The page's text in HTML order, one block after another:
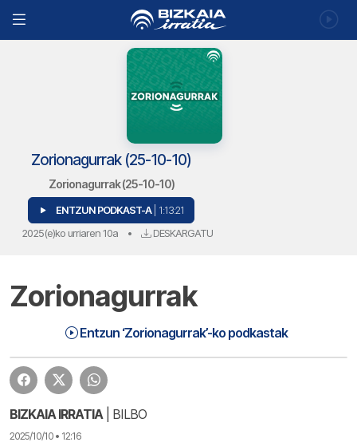
Zorionagurrak (25-10-10)
Zorionagurrak (25-10-10)
ENTZUN PODKAST-A | 1:13:21
2025(e)ko urriaren 10a • DESKARGATU
Zorionagurrak
Entzun ‘Zorionagurrak’-ko podkastak
1:13:21 Zorionagurrak (25-10-10) | Zorionagurrak
BIZKAIA IRRATIA| BILBO
2025/10/10 • 12:16